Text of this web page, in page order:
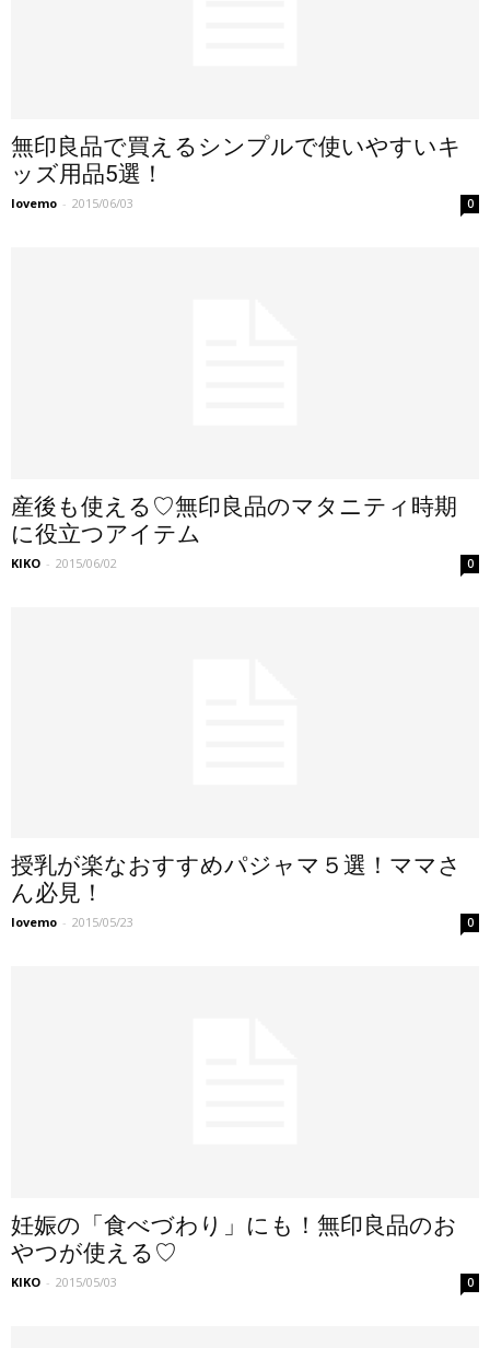
無印良品で買えるシンプルで使いやすいキ
ッズ用品5選！
lovemo - 2015/06/03 0
産後も使える♡無印良品のマタニティ時期
に役立つアイテム
KIKO - 2015/06/02 0
授乳が楽なおすすめパジャマ５選！ママさ
ん必見！
lovemo - 2015/05/23 0
妊娠の「食べづわり」にも！無印良品のお
やつが使える♡
KIKO - 2015/05/03 0